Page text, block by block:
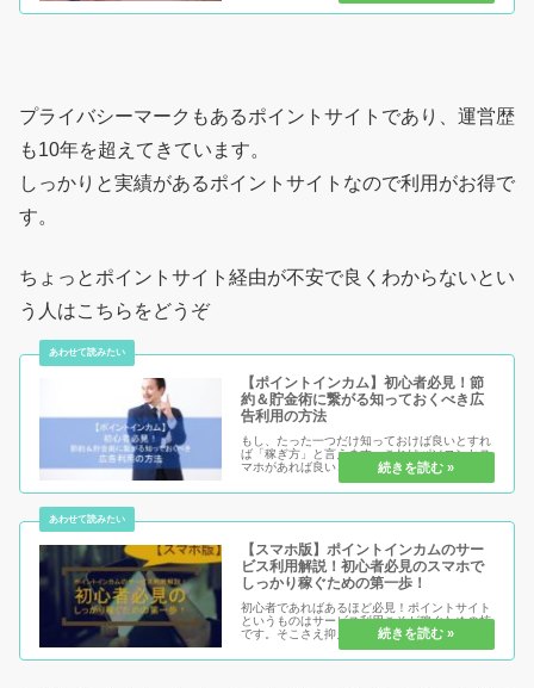
をするばかり！確実に得になる特別企画を制覇
プライバシーマークもあるポイントサイトであり、運営歴
も10年を超えてきています。
しっかりと実績があるポイントサイトなので利用がお得で
す。
ちょっとポイントサイト経由が不安で良くわからないとい
う人はこちらをどうぞ
【ポイントインカム】初心者必見！節
約＆貯金術に繋がる知っておくべき広
告利用の方法
もし、たった一つだけ知っておけば良いとすれ
ば「稼ぎ方」と言えます。これはパソコンかス
マホがあれば良いというとても時代にマッチし
た方法です。特にネットでお買い物などを良く
してしまう方ほど節約になり、知れば今後貯金
【スマホ版】ポイントインカムのサー
ビス利用解説！初心者必見のスマホで
しっかり稼ぐための第一歩！
初心者であればあるほど必見！ポイントサイト
というものはサービス利用こそが稼ぐための核
です。そこさえ抑えれば間違いなくポイントサ
イト利用で利益を上げる事が可能でしょう。ま
ずは、しっかりとやり方を覚えてどんどん取得